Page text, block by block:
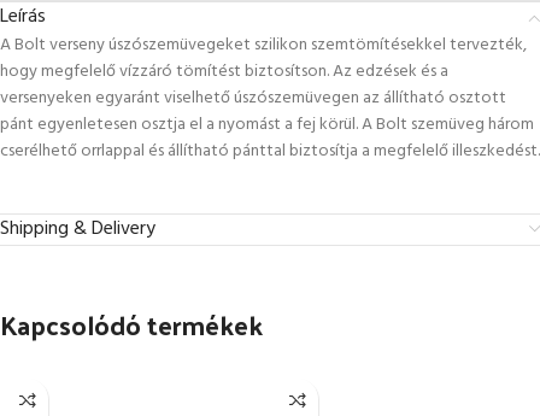
Leírás
A Bolt verseny úszószemüvegeket szilikon szemtömítésekkel tervezték,
hogy megfelelő vízzáró tömítést biztosítson. Az edzések és a
versenyeken egyaránt viselhető úszószemüvegen az állítható osztott
pánt egyenletesen osztja el a nyomást a fej körül. A Bolt szemüveg három
cserélhető orrlappal és állítható pánttal biztosítja a megfelelő illeszkedést.
Shipping & Delivery
Kapcsolódó termékek